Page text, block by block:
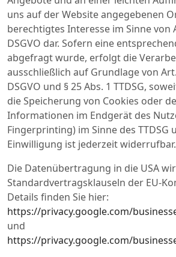
uns auf der Website angegebenen
berechtigtes Interesse im Sinne von
DSGVO dar. Sofern eine
abgefragt wurde, erfolgt die
ausschließlich auf Grundlage von
DSGVO und § 25 Abs. 1 TTDSG,
die Speicherung von Cookies oder
Informationen im Endgerät des
Fingerprinting) im Sinne des TTDSG
Einwilligung ist jederzeit widerrufbar.
Die Datenübertragung in die USA
Standardvertragsklauseln der EU-
Details finden Sie hier:
https://privacy.google.com/
und
https://privacy.google.com/